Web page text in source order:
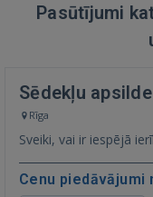
Pasūtījumi
Sēdekļu
Rīga
Sveiki, vai ir iespējā
Cenu piedāvājumi